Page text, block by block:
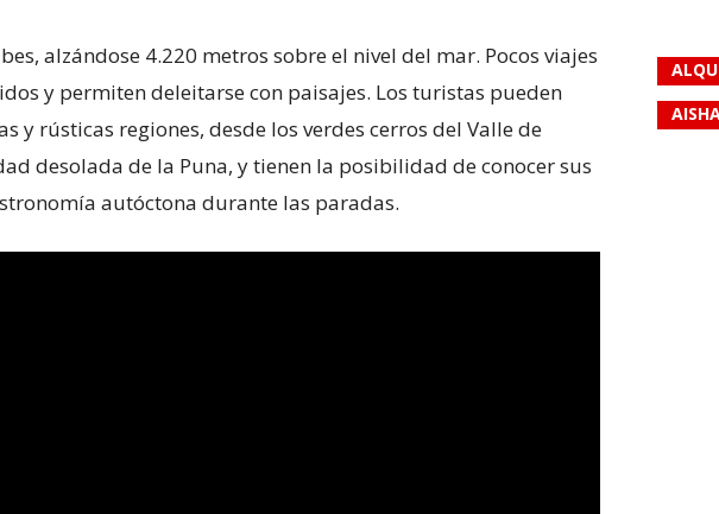
alzándose 4.220 metros sobre el nivel del mar. Pocos viajes
y permiten deleitarse con paisajes. Los turistas pueden
y rústicas regiones, desde los verdes cerros del Valle de
desolada de la Puna, y tienen la posibilidad de conocer sus
autóctona durante las paradas.